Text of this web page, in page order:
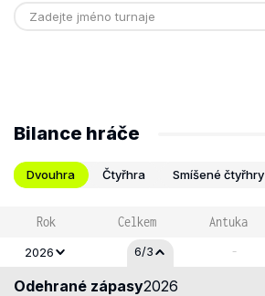
Bilance hráče
Dvouhra Čtyřhra Smíšené čtyřhry
Rok Celkem Antuka
2026 6/3 -
Odehrané zápasy2026